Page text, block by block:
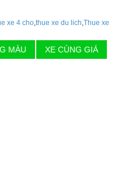
xe 4 cho thue xe du lich Thue xe
MÀU
XE CÙNG GIÁ